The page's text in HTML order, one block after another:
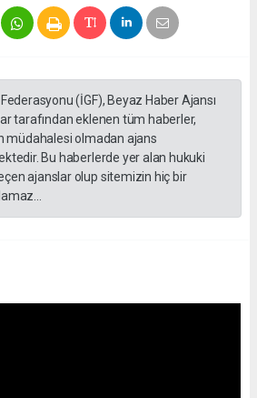
(İGF), Beyaz Haber Ajansı
tarafından eklenen tüm haberler,
müdahalesi olmadan ajans
Bu haberlerde yer alan hukuki
ajanslar olup sitemizin hiç bir